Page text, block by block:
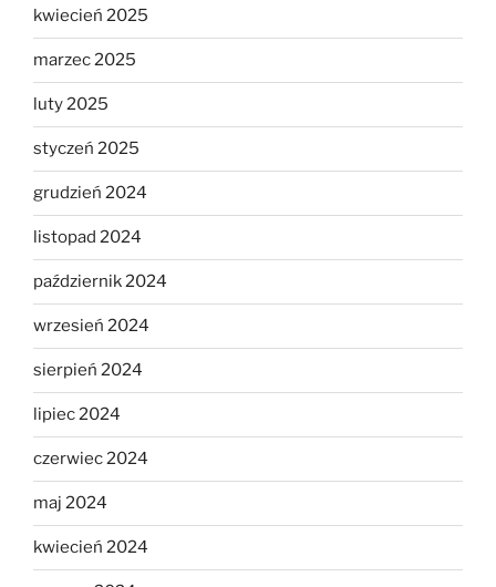
kwiecień 2025
marzec 2025
luty 2025
styczeń 2025
grudzień 2024
listopad 2024
październik 2024
wrzesień 2024
sierpień 2024
lipiec 2024
czerwiec 2024
maj 2024
kwiecień 2024